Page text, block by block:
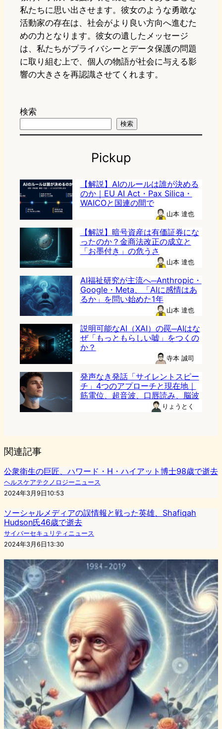
私たちに思い出させます。彼女のような勇敢な
活動家の存在は、社会がより良い方向へ進むた
めの力となります。彼女の遺したメッセージ
は、私たちがプライバシーとデータ保護の問題
に取り組む上で、個人の物語が社会に与える影
響の大きさを再認識させてくれます。
検索
検索
Pickup
【解説】AIのルールは誰が決める
のか｜EU AI Act・Pax Silica・
WAICOと国連の間で
山本 達也
【解説】暗号資産は有価証券にな
ったのか？金商法改正の成立と
「お墨付き」の危うさ
山本 達也
AI福祉研究が主流へ─Anthropic・
Google・Meta、「AIに感情はあ
るか」を問い始めた1年
山本 達也
説明可能なAI（XAI）の罠─AIはな
ぜ「もっともらしい嘘」をつくの
か？
寺本 誠司
発声なき発話「サイレントスピー
チ」4つのアプローチと現在地｜
筋電位、超音波、口唇読み、脳波
りょうとく
関連記事
公衆衛生の巨匠、ハワード・H・ハイアット博士98歳で逝去
ヘルスケアテクノロジーニュース
2024年3月9日10:53
ソーシャルメディアの誤情報と戦った英雄、Shafiqah
Hudson氏46歳で逝去
サイバーセキュリティニュース
2024年3月6日13:30